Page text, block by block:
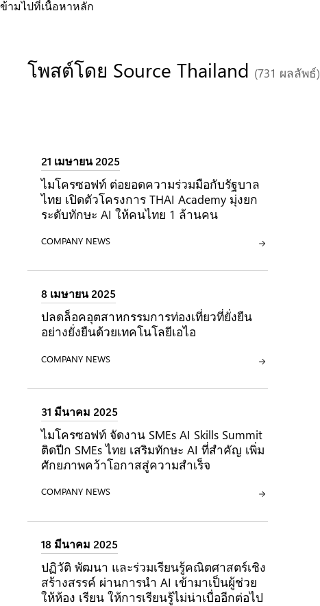
ข้ามไปที่เนื้อหาหลัก
โพสต์โดย Source Thailand (731 ผลลัพธ์)
21 เมษายน 2025
ไมโครซอฟท์ ต่อยอดความร่วมมือกับรัฐบาล
ไทย เปิดตัวโครงการ THAI Academy มุ่งยก
ระดับทักษะ AI ให้คนไทย 1 ล้านคน
ประเภท:
COMPANY NEWS
8 เมษายน 2025
ปลดล็อคอุตสาหกรรมการท่องเที่ยวที่ยั่งยืน
อย่างยั่งยืนด้วยเทคโนโลยีเอไอ
ประเภท:
COMPANY NEWS
31 มีนาคม 2025
ไมโครซอฟท์ จัดงาน SMEs AI Skills Summit
ติดปีก SMEs ไทย เสริมทักษะ AI ที่สำคัญ เพิ่ม
ศักยภาพคว้าโอกาสสู่ความสำเร็จ
ประเภท:
COMPANY NEWS
18 มีนาคม 2025
ปฏิวัติ พัฒนา และร่วมเรียนรู้คณิตศาสตร์เชิง
สร้างสรรค์ ผ่านการนำ AI เข้ามาเป็นผู้ช่วย
ให้ห้อง เรียน ให้การเรียนรู้ไม่น่าเบื่ออีกต่อไป